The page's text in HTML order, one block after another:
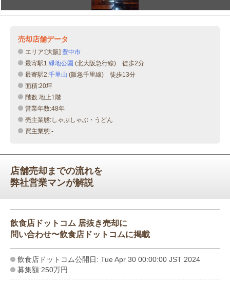
売却店舗データ
エリア:[大阪] 豊中市
最寄駅1:緑地公園 (北大阪急行線) 徒歩2分
最寄駅2:千里山 (阪急千里線) 徒歩13分
面積:20坪
階数:地上1階
営業年数:48年
売主業態:しゃぶしゃぶ・うどん
買主業態:-
店舗売却までの流れを
弊社営業マンが解説
飲食店ドットコム 居抜き売却に
問い合わせ〜飲食店ドットコムに掲載
飲食店ドットコム公開日: Tue Apr 30 00:00:00 JST 2024
募集額:250万円